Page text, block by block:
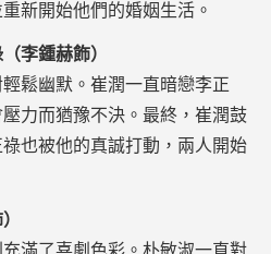
新開始他們的婚姻生活。
李鍾赫飾）
鬆幽默。崔潤一直暗戀李正
力而猶豫不決。最終，崔潤鼓
也被他的真誠打動，兩人開始
滿了喜劇色彩。朴敏淑一直對